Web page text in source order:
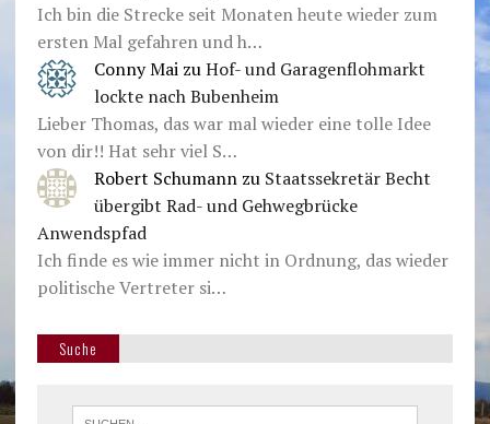
Ich bin die Strecke seit Monaten heute wieder zum
ersten Mal gefahren und h…
Conny Mai zu Hof- und Garagenflohmarkt
lockte nach Bubenheim
Lieber Thomas, das war mal wieder eine tolle Idee
von dir!! Hat sehr viel S…
Robert Schumann zu Staatssekretär Becht
übergibt Rad- und Gehwegbrücke
Anwendspfad
Ich finde es wie immer nicht in Ordnung, das wieder
politische Vertreter si…
Suche